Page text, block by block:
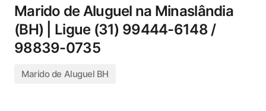
Marido de Aluguel na Minaslândia
(BH) | Ligue (31) 99444-6148 /
98839-0735
Marido de Aluguel BH